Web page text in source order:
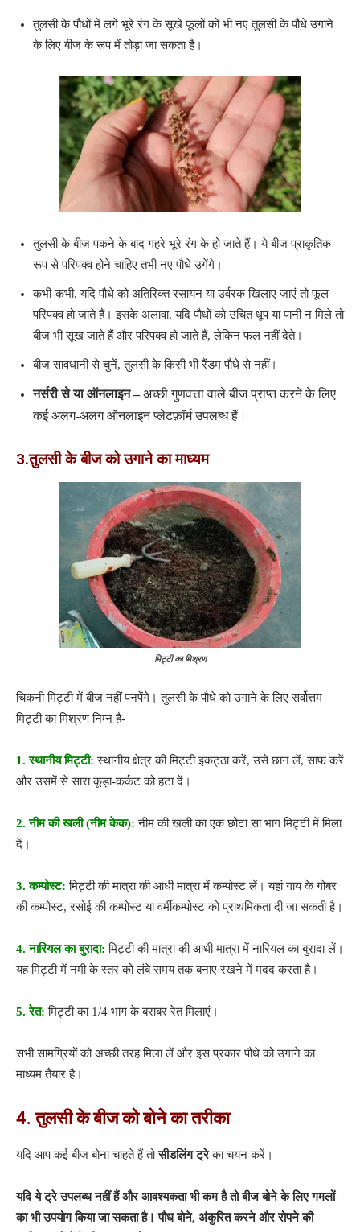
तुलसी के पौधों में लगे भूरे रंग के सूखे फूलों को भी नए तुलसी के पौधे उगाने
के लिए बीज के रूप में तोड़ा जा सकता है।
तुलसी के बीज पकने के बाद गहरे भूरे रंग के हो जाते हैं। ये बीज प्राकृतिक
रूप से परिपक्व होने चाहिए तभी नए पौधे उगेंगे।
कभी-कभी, यदि पौधे को अतिरिक्त रसायन या उर्वरक खिलाए जाएं तो फूल
परिपक्व हो जाते हैं। इसके अलावा, यदि पौधों को उचित धूप या पानी न मिले तो
बीज भी सूख जाते हैं और परिपक्व हो जाते हैं, लेकिन फल नहीं देते।
बीज सावधानी से चुनें, तुलसी के किसी भी रैंडम पौधे से नहीं।
नर्सरी से या ऑनलाइन –अच्छी गुणवत्ता वाले बीज प्राप्त करने के लिए
कई अलग-अलग ऑनलाइन प्लेटफ़ॉर्म उपलब्ध हैं।
3.तुलसी केबीज कोउगाने का माध्यम
मिट्टी का मिश्रण
चिकनी मिट्टी में बीज नहीं पनपेंगे। तुलसी के पौधे को उगाने के लिए सर्वोत्तम
मिट्टी का मिश्रण निम्न है-
1. स्थानीय मिट्टी:स्थानीय क्षेत्र की मिट्टी इकट्ठा करें, उसे छान लें, साफ करें
और उसमें से सारा कूड़ा-कर्कट को हटा दें।
2. नीम की खली (नीम केक):नीम की खली का एक छोटा सा भाग मिट्टी में मिला
दें।
3. कम्पोस्ट:मिट्टी की मात्रा की आधी मात्रा में कम्पोस्ट लें। यहां गाय के गोबर
की कम्पोस्ट, रसोई की कम्पोस्ट या वर्मीकम्पोस्ट को प्राथमिकता दी जा सकती है।
4. नारियल का बुरादा: मिट्टी की मात्रा की आधी मात्रा में नारियल का बुरादा लें।
यह मिट्टी में नमी के स्तर को लंबे समय तक बनाए रखने में मदद करता है।
5. रेत:मिट्टी का 1/4 भाग के बराबर रेत मिलाएं।
सभी सामग्रियों को अच्छी तरह मिला लें और इस प्रकार पौधे को उगाने का
माध्यम तैयार है।
4.तुलसी केबीज कोबोने का तरीका
यदि आप कई बीज बोना चाहते हैं तोसीडलिंग ट्रेका चयन करें।
यदि ये ट्रे उपलब्ध नहीं हैं और आवश्यकता भी कम है तो बीज बोने के लिए गमलों
का भी उपयोग किया जा सकता है। पौध बोने, अंकुरित करने और रोपने की